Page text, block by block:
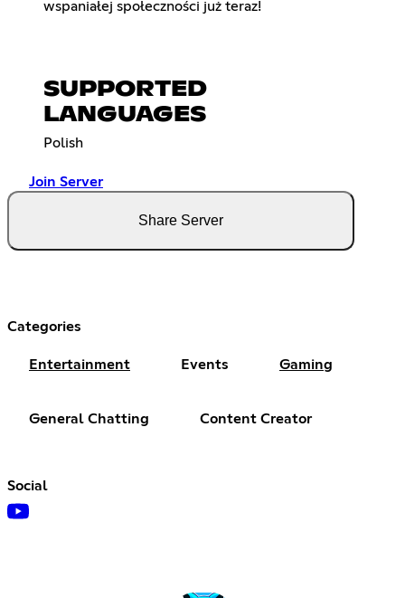
wspaniałej społeczności już teraz!
SUPPORTED
LANGUAGES
Polish
Join Server
Share Server
Categories
Entertainment Events Gaming
General Chatting Content Creator
Social